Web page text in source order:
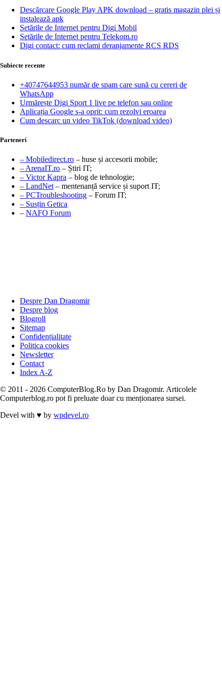
Descărcare Google Play APK download – gratis magazin plei și
instalează apk
Setările de Internet pentru Digi Mobil
Setările de Internet pentru Telekom.ro
Digi contact: cum reclami deranjamente RCS RDS
Subiecte recente
+40747644953 număr de spam care sună cu cereri de
WhatsApp
Urmărește Digi Sport 1 live pe telefon sau online
Aplicația Google s-a oprit: cum rezolvi eroarea
Cum descarc un video TikTok (download video)
Parteneri
– Mobiledirect.ro – huse și accesorii mobile;
– ArenaIT.ro – Știri IT;
– Victor Kapra – blog de tehnologie;
– LandNet – mentenanță service și suport IT;
– PCTroubleshooting – Forum IT;
– Susțin Getica
– NAFO Forum
Despre Dan Dragomir
Despre blog
Blogroll
Sitemap
Confidențialitate
Politica cookies
Newsletter
Contact
Index A-Z
© 2011 - 2026 ComputerBlog.Ro by Dan Dragomir. Articolele
Computerblog.ro pot fi preluate doar cu menționarea sursei.
Devel with ♥ by wpdevel.ro